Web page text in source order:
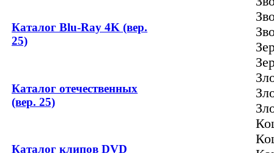
Каталог Blu-Ray 4K (вер.
25)
Каталог отечественных
(вер. 25)
Каталог клипов DVD